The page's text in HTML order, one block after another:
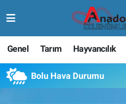
Genel Tarım Hayvancılık
Bolu Hava Durumu